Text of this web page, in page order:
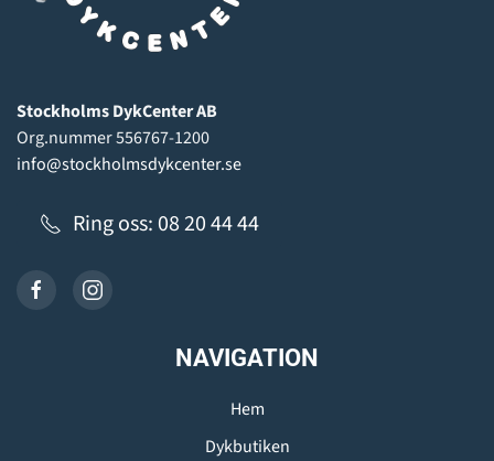
Stockholms DykCenter AB
Org.nummer 556767-1200
info@stockholmsdykcenter.se
Ring oss: 08 20 44 44
NAVIGATION
Hem
Dykbutiken